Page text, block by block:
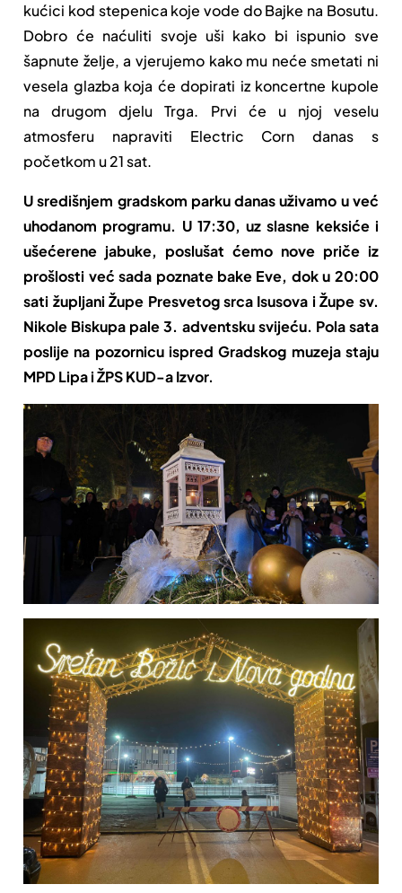
kućici kod stepenica koje vode do Bajke na Bosutu.
Dobro će naćuliti svoje uši kako bi ispunio sve
šapnute želje, a vjerujemo kako mu neće smetati ni
vesela glazba koja će dopirati iz koncertne kupole
na drugom djelu Trga. Prvi će u njoj veselu
atmosferu napraviti Electric Corn danas s
početkom u 21 sat.
U središnjem gradskom parku danas uživamo u već
uhodanom programu. U 17:30, uz slasne keksiće i
ušećerene jabuke, poslušat ćemo nove priče iz
prošlosti već sada poznate bake Eve, dok u 20:00
sati župljani Župe Presvetog srca Isusova i Župe sv.
Nikole Biskupa pale 3. adventsku svijeću. Pola sata
poslije na pozornicu ispred Gradskog muzeja staju
MPD Lipa i ŽPS KUD-a Izvor.